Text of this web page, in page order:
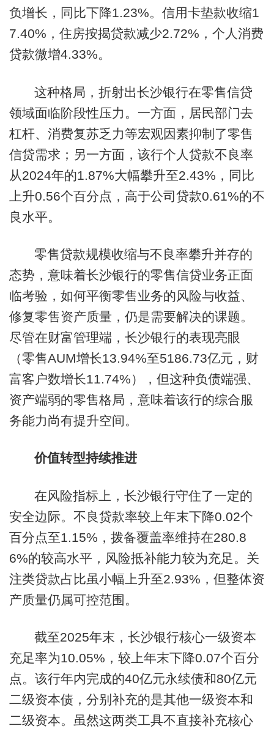
负增长，同比下降1.23%。信用卡垫款收缩1
7.40%，住房按揭贷款减少2.72%，个人消费
贷款微增4.33%。
这种格局，折射出长沙银行在零售信贷
领域面临阶段性压力。一方面，居民部门去
杠杆、消费复苏乏力等宏观因素抑制了零售
信贷需求；另一方面，该行个人贷款不良率
从2024年的1.87%大幅攀升至2.43%，同比
上升0.56个百分点，高于公司贷款0.61%的不
良水平。
零售贷款规模收缩与不良率攀升并存的
态势，意味着长沙银行的零售信贷业务正面
临考验，如何平衡零售业务的风险与收益、
修复零售资产质量，仍是需要解决的课题。
尽管在财富管理端，长沙银行的表现亮眼
（零售AUM增长13.94%至5186.73亿元，财
富客户数增长11.74%），但这种负债端强、
资产端弱的零售格局，意味着该行的综合服
务能力尚有提升空间。
价值转型持续推进
在风险指标上，长沙银行守住了一定的
安全边际。不良贷款率较上年末下降0.02个
百分点至1.15%，拨备覆盖率维持在280.8
6%的较高水平，风险抵补能力较为充足。关
注类贷款占比虽小幅上升至2.93%，但整体资
产质量仍属可控范围。
截至2025年末，长沙银行核心一级资本
充足率为10.05%，较上年末下降0.07个百分
点。该行年内完成的40亿元永续债和80亿元
二级资本债，分别补充的是其他一级资本和
二级资本。虽然这两类工具不直接补充核心